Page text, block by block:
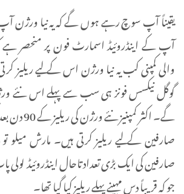
یقیناً آپ سوچ رہے ہوں گے کہ یہ نیا ورژن آپ
آپ کے اینڈروئیڈ اسمارٹ فون پر منحصر
والی کمپنی کب یہ نیا ورژن اس کے لیے ریلیز
گوگل نیکسس فونز ہی سب سے پہلے اس نئے
گے۔ اکثر
صارفین کے لیے ریلیز کرتی ہیں۔ مارش میلو
صارفین کی ایک بڑی تعداد تاحال اینڈروئیڈ لولی
جو کہ قریباً دس مہینے پہلے ریلیز کیا گیا تھا۔